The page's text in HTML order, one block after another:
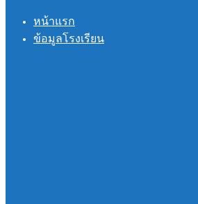
หน้าแรก
ข้อมูลโรงเรียน